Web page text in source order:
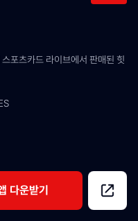
포츠카드 라이브에서 판매된 힛
다운받기